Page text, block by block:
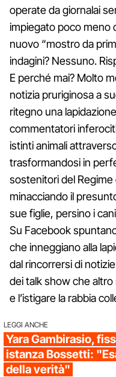
operate da giornalai
impiegato poco meno
nuovo “mostro da
indagini? Nessuno.
E perché mai? Molto
notizia pruriginosa a
ritegno una
commentatori
istinti animali
trasformandosi in
sostenitori del
minacciando il
sue figlie, persino i
Su Facebook
che inneggiano alla
dal rincorrersi di
dei talk show che altro
e l’istigare la rabbia
LEGGI ANCHE
Yara Gambirasio,
istanza Bossetti:
della verità"